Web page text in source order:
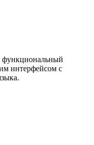
функциональный
интерфейсом с